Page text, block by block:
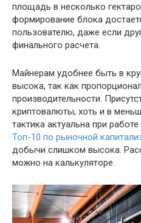
площадь в несколько
формирование блока
пользователю, даже если
финального расчета.
Майнерам удобнее быть в
высока, так как
производительности.
криптовалюты, хоть и в
тактика актуальна при
Топ-10 по рыночной
добычи слишком высока.
можно на калькуляторе.